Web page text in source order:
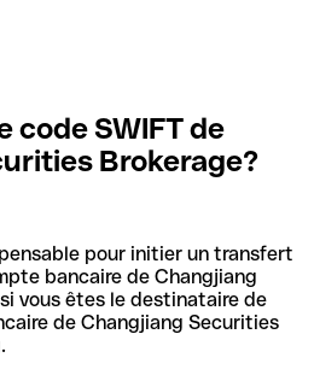
code SWIFT de
Brokerage?
pour initier un transfert
bancaire de Changjiang
vous êtes le destinataire de
de Changjiang Securities